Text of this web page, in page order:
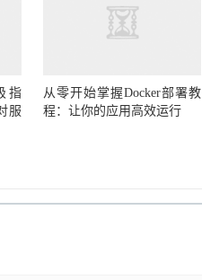
指
服
从零开始掌握Docker部署教
程：让你的应用高效运行